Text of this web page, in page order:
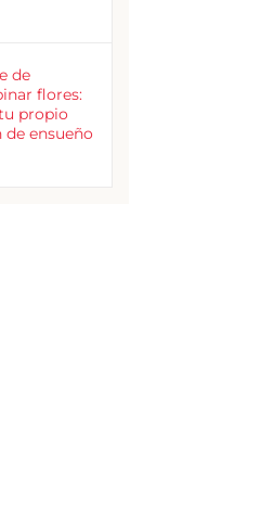
de
flores:
propio
de ensueño